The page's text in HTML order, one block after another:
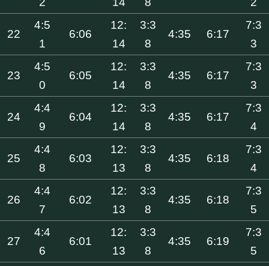
22
4:5
1
6:06
12:
14
3:3
8
4:35 6:17
7:3
3
23
4:5
0
6:05
12:
14
3:3
8
4:35 6:17
7:3
3
24
4:4
9
6:04
12:
14
3:3
8
4:35 6:17
7:3
4
25
4:4
8
6:03
12:
13
3:3
8
4:35 6:18
7:3
4
26
4:4
7
6:02
12:
13
3:3
8
4:35 6:18
7:3
5
27
4:4
6
6:01
12:
13
3:3
8
4:35 6:19
7:3
5